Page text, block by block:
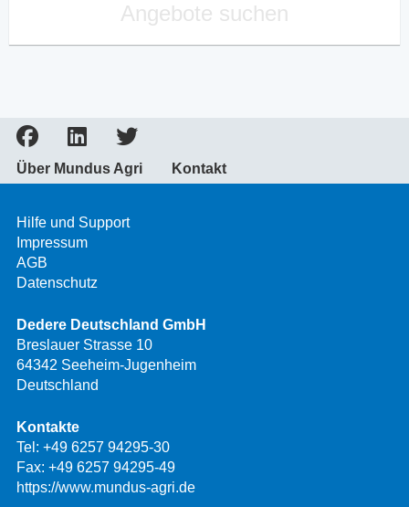
Angebote suchen
Über Mundus Agri Kontakt
Hilfe und Support
Impressum
AGB
Datenschutz
Dedere Deutschland GmbH
Breslauer Strasse 10
64342 Seeheim-Jugenheim
Deutschland
Kontakte
Tel: +49 6257 94295-30
Fax: +49 6257 94295-49
https://www.mundus-agri.de